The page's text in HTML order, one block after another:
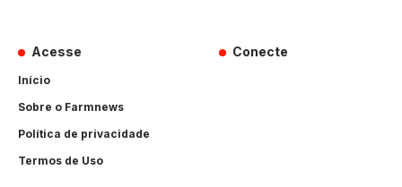
Acesse
Início
Sobre o Farmnews
Política de privacidade
Termos de Uso
Conecte